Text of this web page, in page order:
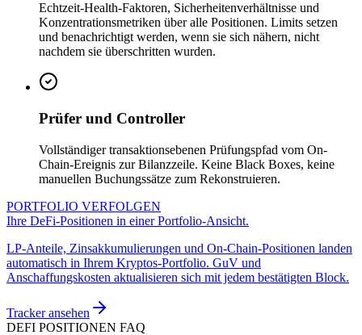
Echtzeit-Health-Faktoren, Sicherheitenverhältnisse und
Konzentrationsmetriken über alle Positionen. Limits setzen
und benachrichtigt werden, wenn sie sich nähern, nicht
nachdem sie überschritten wurden.
Prüfer und Controller
Vollständiger transaktionsebenen Prüfungspfad vom On-
Chain-Ereignis zur Bilanzzeile. Keine Black Boxes, keine
manuellen Buchungssätze zum Rekonstruieren.
PORTFOLIO VERFOLGEN
Ihre DeFi-Positionen in einer Portfolio-Ansicht.
LP-Anteile, Zinsakkumulierungen und On-Chain-Positionen landen
automatisch in Ihrem Kryptos-Portfolio. GuV und
Anschaffungskosten aktualisieren sich mit jedem bestätigten Block.
Tracker ansehen
DEFI POSITIONEN FAQ